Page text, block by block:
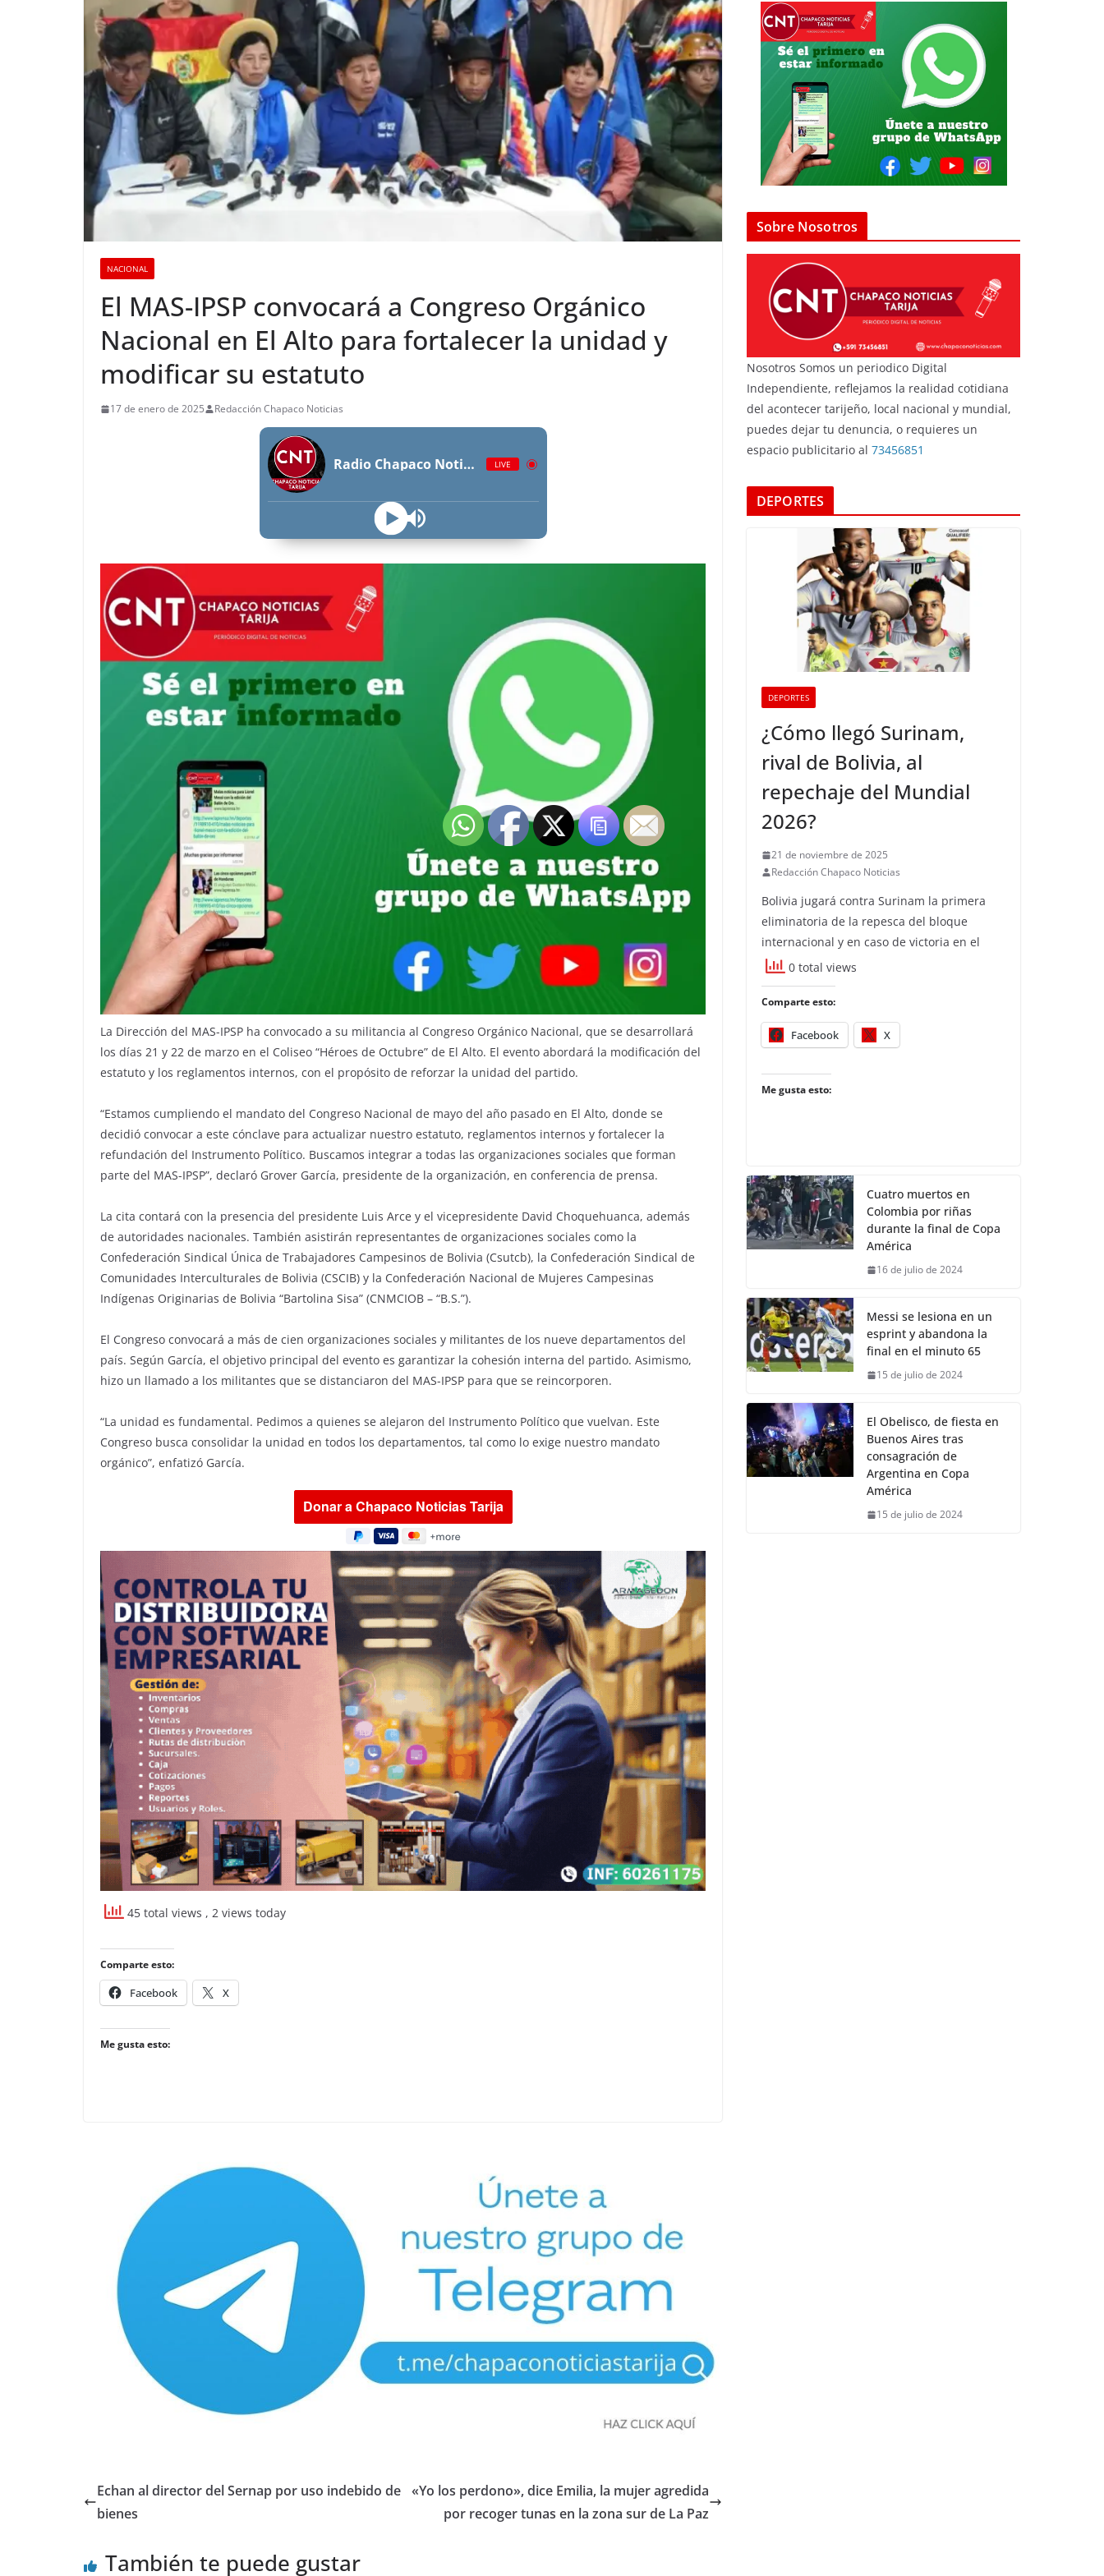
NACIONAL
El MAS-IPSP convocará a Congreso Orgánico
Nacional en El Alto para fortalecer la unidad y
modificar su estatuto
17 de enero de 2025 Redacción Chapaco Noticias
Radio Chapaco Noticias Las 24 horas en vivo LIVE
La Dirección del MAS-IPSP ha convocado a su militancia al Congreso Orgánico Nacional, que se desarrollará
los días 21 y 22 de marzo en el Coliseo “Héroes de Octubre” de El Alto. El evento abordará la modificación del
estatuto y los reglamentos internos, con el propósito de reforzar la unidad del partido.
“Estamos cumpliendo el mandato del Congreso Nacional de mayo del año pasado en El Alto, donde se
decidió convocar a este cónclave para actualizar nuestro estatuto, reglamentos internos y fortalecer la
refundación del Instrumento Político. Buscamos integrar a todas las organizaciones sociales que forman
parte del MAS-IPSP”, declaró Grover García, presidente de la organización, en conferencia de prensa.
La cita contará con la presencia del presidente Luis Arce y el vicepresidente David Choquehuanca, además
de autoridades nacionales. También asistirán representantes de organizaciones sociales como la
Confederación Sindical Única de Trabajadores Campesinos de Bolivia (Csutcb), la Confederación Sindical de
Comunidades Interculturales de Bolivia (CSCIB) y la Confederación Nacional de Mujeres Campesinas
Indígenas Originarias de Bolivia “Bartolina Sisa” (CNMCIOB – “B.S.”).
El Congreso convocará a más de cien organizaciones sociales y militantes de los nueve departamentos del
país. Según García, el objetivo principal del evento es garantizar la cohesión interna del partido. Asimismo,
hizo un llamado a los militantes que se distanciaron del MAS-IPSP para que se reincorporen.
“La unidad es fundamental. Pedimos a quienes se alejaron del Instrumento Político que vuelvan. Este
Congreso busca consolidar la unidad en todos los departamentos, tal como lo exige nuestro mandato
orgánico”, enfatizó García.
45 total views , 2 views today
Comparte esto:
Facebook X
Me gusta esto:
Echan al director del Sernap por uso indebido de
bienes
«Yo los perdono», dice Emilia, la mujer agredida
por recoger tunas en la zona sur de La Paz
También te puede gustar
Sobre Nosotros
Nosotros Somos un periodico Digital
Independiente, reflejamos la realidad cotidiana
del acontecer tarijeño, local nacional y mundial,
puedes dejar tu denuncia, o requieres un
espacio publicitario al 73456851
DEPORTES
DEPORTES
¿Cómo llegó Surinam,
rival de Bolivia, al
repechaje del Mundial
2026?
21 de noviembre de 2025
Redacción Chapaco Noticias
Bolivia jugará contra Surinam la primera
eliminatoria de la repesca del bloque
internacional y en caso de victoria en el
0 total views
Comparte esto:
Facebook X
Me gusta esto:
Cuatro muertos en
Colombia por riñas
durante la final de Copa
América
16 de julio de 2024
Messi se lesiona en un
esprint y abandona la
final en el minuto 65
15 de julio de 2024
El Obelisco, de fiesta en
Buenos Aires tras
consagración de
Argentina en Copa
América
15 de julio de 2024